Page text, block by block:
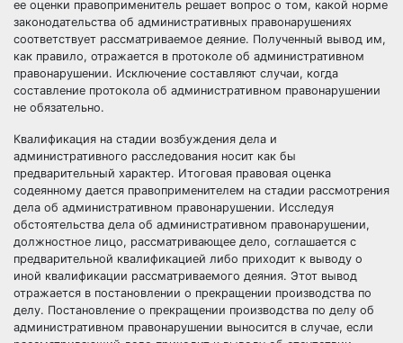
ее оценки правоприменитель решает вопрос о том, какой норме
законодательства об административных правонарушениях
соответствует рассматриваемое деяние. Полученный вывод им,
как правило, отражается в протоколе об административном
правонарушении. Исключение составляют случаи, когда
составление протокола об административном правонарушении
не обязательно.
Квалификация на стадии возбуждения дела и
административного расследования носит как бы
предварительный характер. Итоговая правовая оценка
содеянному дается правоприменителем на стадии рассмотрения
дела об административном правонарушении. Исследуя
обстоятельства дела об административном правонарушении,
должностное лицо, рассматривающее дело, соглашается с
предварительной квалификацией либо приходит к выводу о
иной квалификации рассматриваемого деяния. Этот вывод
отражается в постановлении о прекращении производства по
делу. Постановление о прекращении производства по делу об
административном правонарушении выносится в случае, если